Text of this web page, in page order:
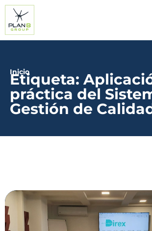
Inicio
Etiqueta:
práctica del
Gestión de